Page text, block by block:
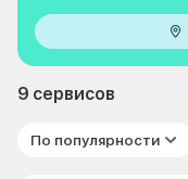
9 сервисов
По популярности